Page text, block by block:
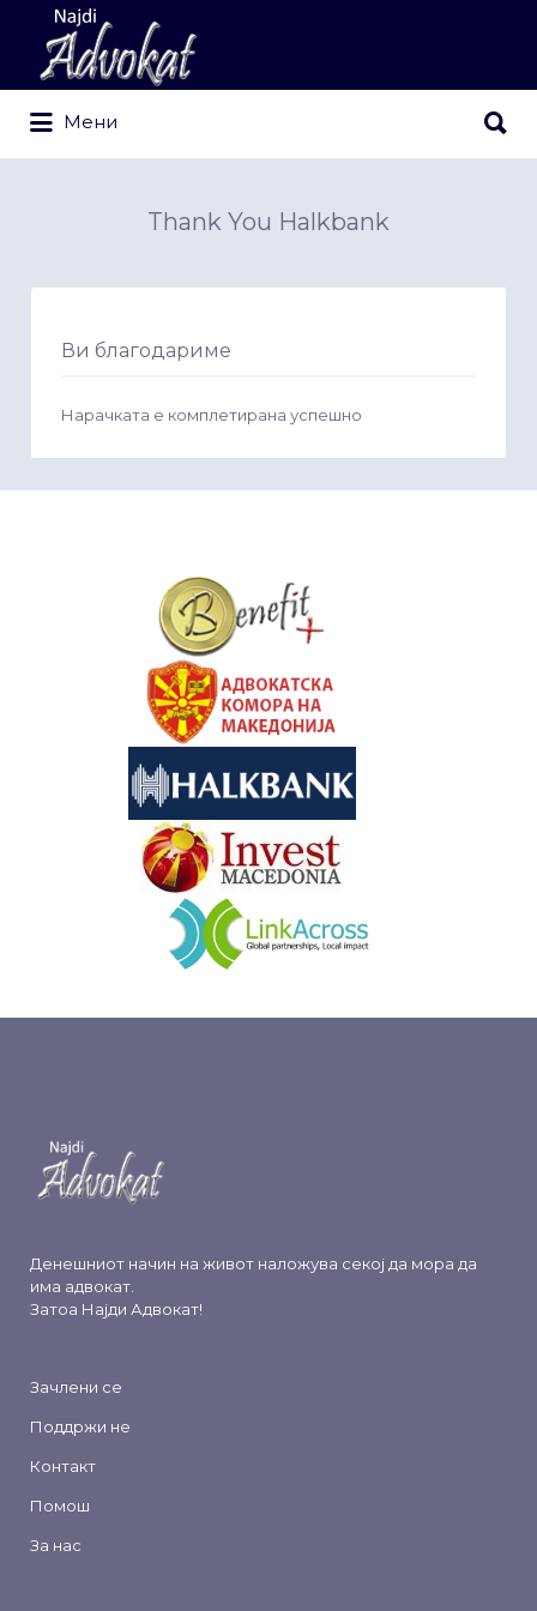
Search
for:
Мени
for:
Thank You Halkbank
Ви благодариме
Нарачката е комплетирана успешно
Денешниот начин на живот наложува секој да мора да
има адвокат.
Затоа Најди Адвокат!
Зачлени се
Поддржи не
Контакт
Помош
За нас